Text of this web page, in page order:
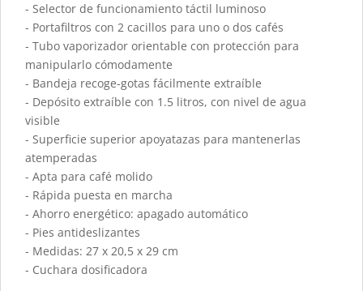
- Selector de funcionamiento táctil luminoso
- Portafiltros con 2 cacillos para uno o dos cafés
- Tubo vaporizador orientable con protección para
manipularlo cómodamente
- Bandeja recoge-gotas fácilmente extraíble
- Depósito extraíble con 1.5 litros, con nivel de agua
visible
- Superficie superior apoyatazas para mantenerlas
atemperadas
- Apta para café molido
- Rápida puesta en marcha
- Ahorro energético: apagado automático
- Pies antideslizantes
- Medidas: 27 x 20,5 x 29 cm
- Cuchara dosificadora